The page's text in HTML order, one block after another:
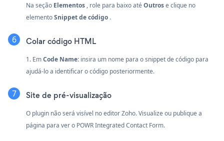
Na seção Elementos , role para baixo atéOutrose clique no
elementoSnippet de código .
Colar código HTML
1. EmCode Name: insira um nome para o snippet de código para
ajudá-lo a identificar o código posteriormente.
Site de pré-visualização
O plugin não será visível no editor Zoho. Visualize ou publique a
página para ver o POWR Integrated Contact Form.